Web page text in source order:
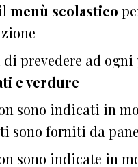
ilmenù scolastico
prevedere ad
e verdure
sono indicati in
sono forniti da
sono indicate in